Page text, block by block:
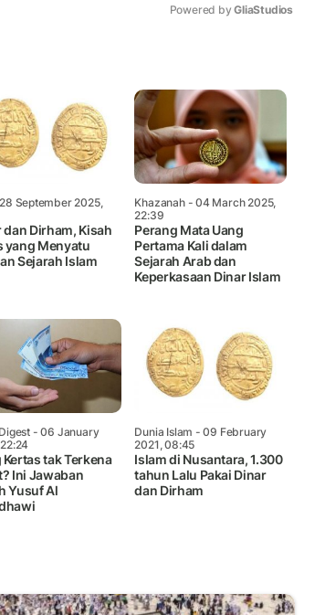
Powered by GliaStudios
September 2025,
dan Dirham, Kisah
yang Menyatu
Sejarah Islam
Khazanah- 04 March 2025,
22:39
Perang Mata Uang
Pertama Kali dalam
Sejarah Arab dan
Keperkasaan Dinar Islam
- 06 January
Kertas tak Terkena
Ini Jawaban
Yusuf Al
Dunia Islam - 09 February
2021, 08:45
Islam di Nusantara, 1.300
tahun Lalu Pakai Dinar
dan Dirham